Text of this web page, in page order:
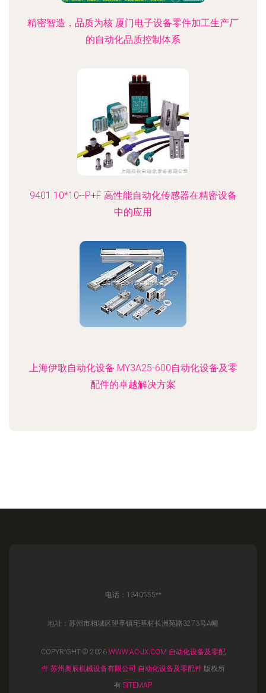
精密智造，品质为核 厦门电子设备零件加工生产厂
的自动化品质控制体系
9401 10*10--P+F 高性能自动化传感器在精密设备
中的应用
上海伊歌自动化设备 MY3A25-600自动化设备及零
配件的卓越解决方案
电话：1340555**
地址：苏州市相城区望亭镇宅基村长洲苑路3273号A幢
COPYRIGHT © 2026 WWW.AC-JX.COM 自动化设备及零配
件 苏州奥辰机械设备有限公司 自动化设备及零配件版权所
有 SITEMAP